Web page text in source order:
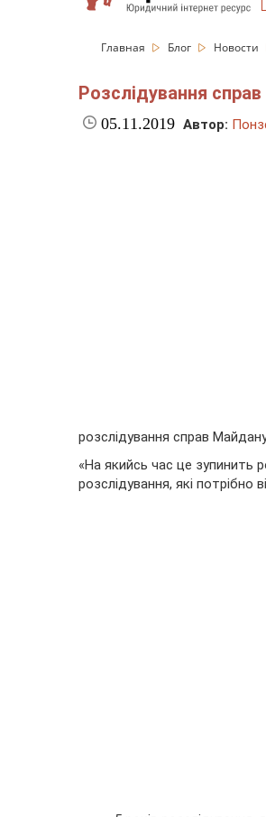
Главная Блог Новости
Розслідування
05.11.2019 Автор:
розслідування справ
«На якийсь час це зупинить
розслідування, які